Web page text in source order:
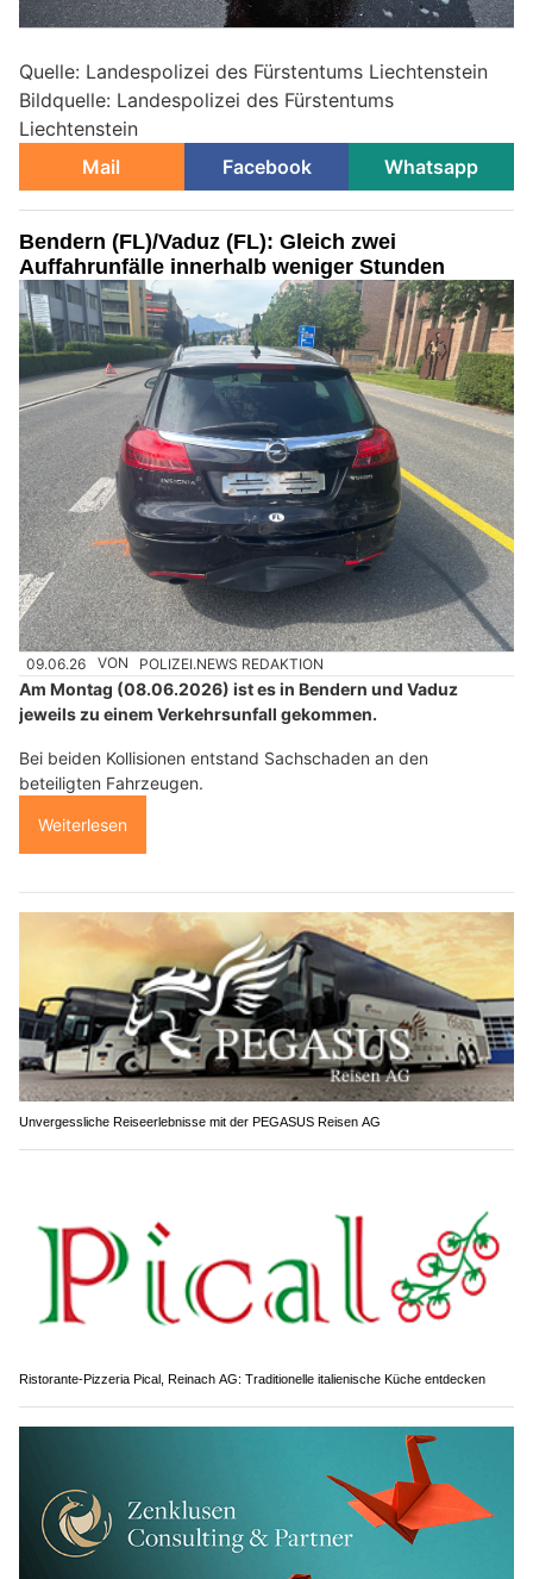
Quelle: Landespolizei des Fürstentums Liechtenstein
Bildquelle: Landespolizei des Fürstentums
Liechtenstein
Mail
Facebook Whatsapp
Bendern (FL)/Vaduz (FL): Gleich zwei
Auffahrunfälle innerhalb weniger Stunden
09.06.26 VON POLIZEI.NEWS REDAKTION
Am Montag (08.06.2026) ist es in Bendern und Vaduz
jeweils zu einem Verkehrsunfall gekommen.
Bei beiden Kollisionen entstand Sachschaden an den
beteiligten Fahrzeugen.
Weiterlesen
Unvergessliche Reiseerlebnisse mit der PEGASUS Reisen AG
Ristorante-Pizzeria Pical, Reinach AG: Traditionelle italienische Küche entdecken